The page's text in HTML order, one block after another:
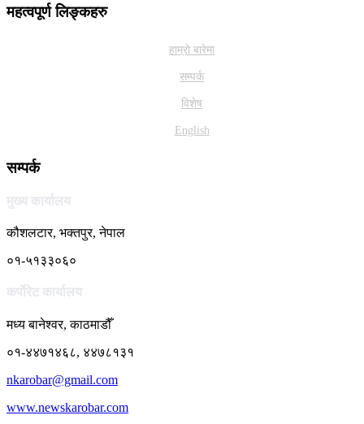
महत्वपूर्ण लिङ्कहरु
हाम्राे बारेमा
सम्पर्क
विशेष
English
सम्पर्क
मुख्य कार्यालय
कौशलटार, भक्तपुर, नेपाल
०१-५१३३०६०
कर्पाेरेट कार्यालय
मध्य बानेश्वर, काठमाडौँ
०१-४४७१४६८, ४४७८१३१
nkarobar@gmail.com
www.newskarobar.com